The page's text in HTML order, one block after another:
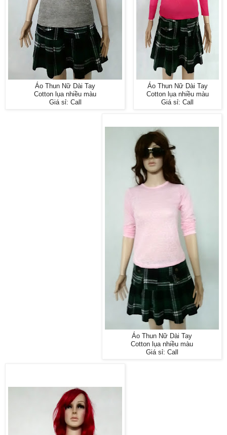
Áo Thun Nữ Dài Tay
Cotton lụa nhiều màu
Giá sỉ: Call
Áo Thun Nữ Dài Tay
Cotton lụa nhiều màu
Giá sỉ: Call
Áo Thun Nữ Dài Tay
Cotton lụa nhiều màu
Giá sỉ: Call